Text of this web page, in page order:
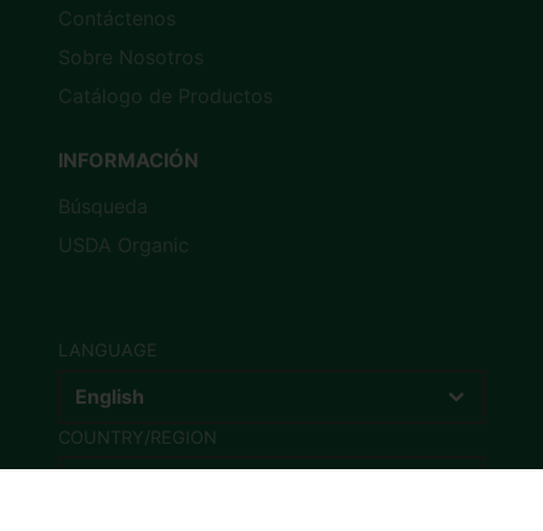
Contáctenos
Sobre Nosotros
Catálogo de Productos
INFORMACIÓN
Búsqueda
USDA Organic
LANGUAGE
English
COUNTRY/REGION